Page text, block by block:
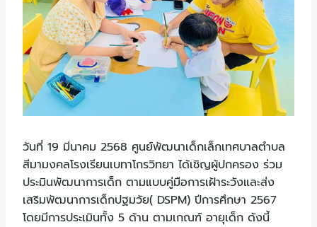
วันที่ 19 มีนาคม 2568 ศูนย์พัฒนาเด็กเล็กเทศบาลตำบล
สีมามงคลโรงเรียนเบทาโกรวิทยา ได้เชิญผู้ปกครอง ร่วม
ประมินพัฒนาการเด็ก ตามแบบคู่มือการเฝ้าระวังและส่ง
เสริมพัฒนาการเด็กปฐมวัย( DSPM) ปีการศึกษา 2567
โดยมีการประเมินทั้ง 5 ด้าน ตามเกณฑ์ อายุเด็ก ดังนี้